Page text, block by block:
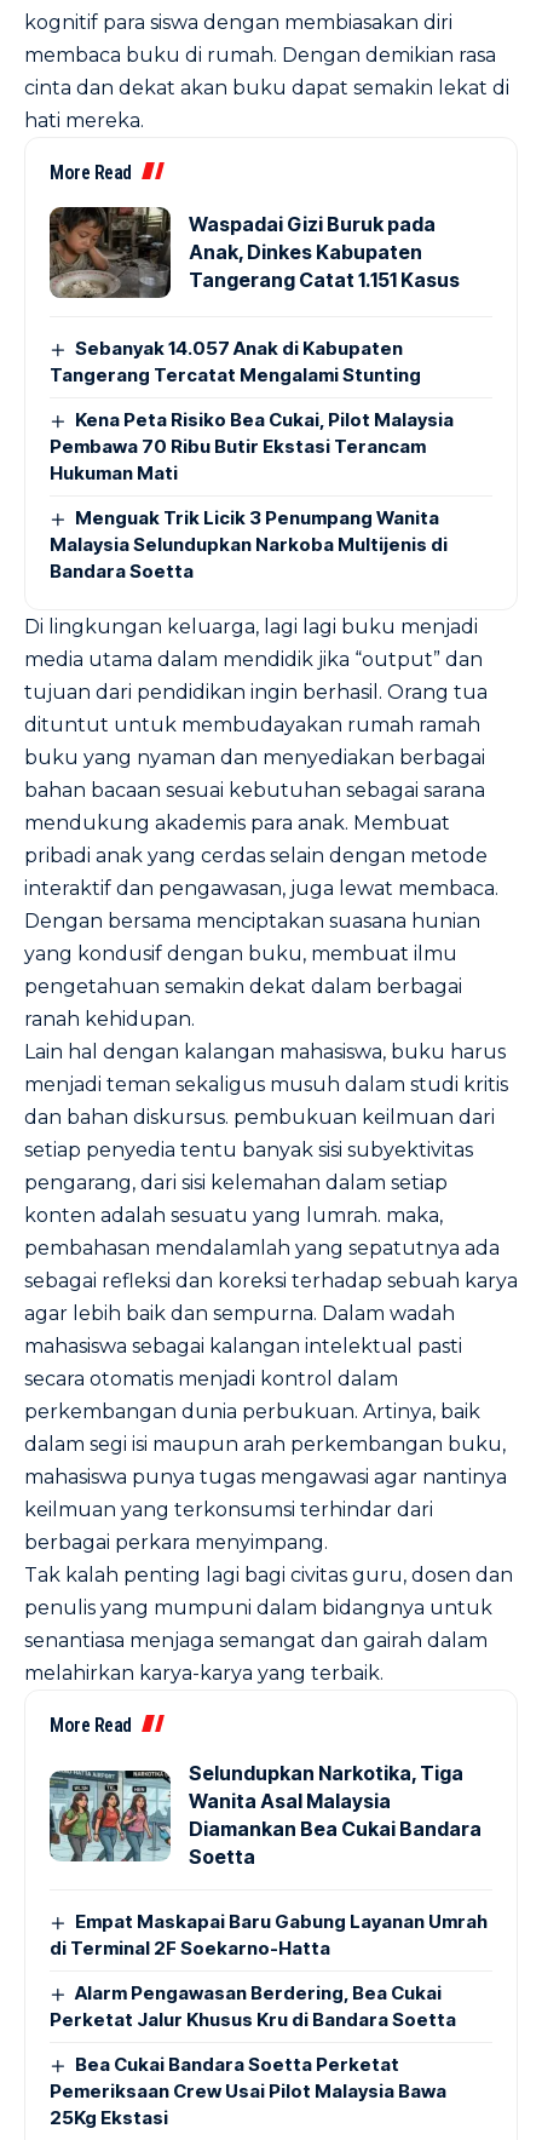
kognitif para siswa dengan membiasakan diri
membaca buku di rumah. Dengan demikian rasa
cinta dan dekat akan buku dapat semakin lekat di
hati mereka.
More Read
Waspadai Gizi Buruk pada
Anak, Dinkes Kabupaten
Tangerang Catat 1.151 Kasus
Sebanyak 14.057 Anak di Kabupaten
Tangerang Tercatat Mengalami Stunting
Kena Peta Risiko Bea Cukai, Pilot Malaysia
Pembawa 70 Ribu Butir Ekstasi Terancam
Hukuman Mati
Menguak Trik Licik 3 Penumpang Wanita
Malaysia Selundupkan Narkoba Multijenis di
Bandara Soetta
Di lingkungan keluarga, lagi lagi buku menjadi
media utama dalam mendidik jika “output” dan
tujuan dari pendidikan ingin berhasil. Orang tua
dituntut untuk membudayakan rumah ramah
buku yang nyaman dan menyediakan berbagai
bahan bacaan sesuai kebutuhan sebagai sarana
mendukung akademis para anak. Membuat
pribadi anak yang cerdas selain dengan metode
interaktif dan pengawasan, juga lewat membaca.
Dengan bersama menciptakan suasana hunian
yang kondusif dengan buku, membuat ilmu
pengetahuan semakin dekat dalam berbagai
ranah kehidupan.
Lain hal dengan kalangan mahasiswa, buku harus
menjadi teman sekaligus musuh dalam studi kritis
dan bahan diskursus. pembukuan keilmuan dari
setiap penyedia tentu banyak sisi subyektivitas
pengarang, dari sisi kelemahan dalam setiap
konten adalah sesuatu yang lumrah. maka,
pembahasan mendalamlah yang sepatutnya ada
sebagai refleksi dan koreksi terhadap sebuah karya
agar lebih baik dan sempurna. Dalam wadah
mahasiswa sebagai kalangan intelektual pasti
secara otomatis menjadi kontrol dalam
perkembangan dunia perbukuan. Artinya, baik
dalam segi isi maupun arah perkembangan buku,
mahasiswa punya tugas mengawasi agar nantinya
keilmuan yang terkonsumsi terhindar dari
berbagai perkara menyimpang.
Tak kalah penting lagi bagi civitas guru, dosen dan
penulis yang mumpuni dalam bidangnya untuk
senantiasa menjaga semangat dan gairah dalam
melahirkan karya-karya yang terbaik.
More Read
Selundupkan Narkotika, Tiga
Wanita Asal Malaysia
Diamankan Bea Cukai Bandara
Soetta
Empat Maskapai Baru Gabung Layanan Umrah
di Terminal 2F Soekarno-Hatta
Alarm Pengawasan Berdering, Bea Cukai
Perketat Jalur Khusus Kru di Bandara Soetta
Bea Cukai Bandara Soetta Perketat
Pemeriksaan Crew Usai Pilot Malaysia Bawa
25Kg Ekstasi